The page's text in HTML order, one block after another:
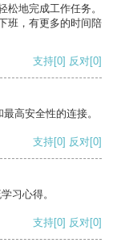
地完成工作任务。
班，有更多的时间陪
支持[0] 反对[0]
高安全性的连接。
支持[0] 反对[0]
习心得。
支持[0] 反对[0]